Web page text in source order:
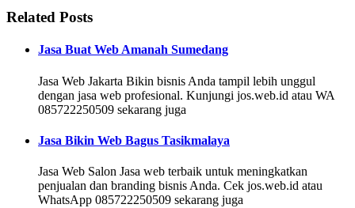
Related Posts
Jasa Buat Web Amanah Sumedang
Jasa Web Jakarta Bikin bisnis Anda tampil lebih unggul
dengan jasa web profesional. Kunjungi jos.web.id atau WA
085722250509 sekarang juga
Jasa Bikin Web Bagus Tasikmalaya
Jasa Web Salon Jasa web terbaik untuk meningkatkan
penjualan dan branding bisnis Anda. Cek jos.web.id atau
WhatsApp 085722250509 sekarang juga